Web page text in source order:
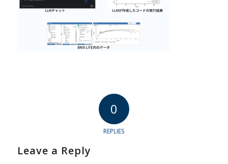
0
REPLIES
Leave a Reply